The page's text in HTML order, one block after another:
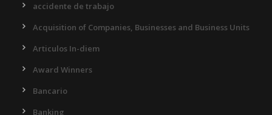
accidente de trabajo
Acquisition of Companies, Businesses and Business Units
Articulos In-diem
Award Winners
Bancario
Banking